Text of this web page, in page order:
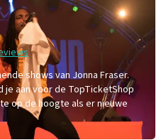
shows van Jonna Fraser.
je aan voor de TopTicketShop
op de hoogte als er nieuwe